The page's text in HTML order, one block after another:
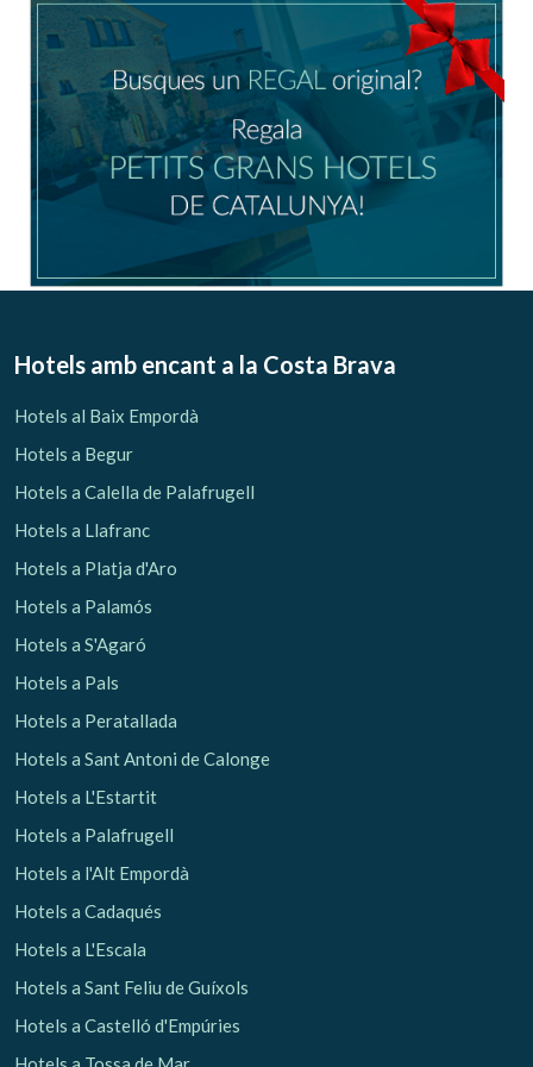
Hotels amb encant a la Costa Brava
Hotels al Baix Empordà
Hotels a Begur
Hotels a Calella de Palafrugell
Hotels a Llafranc
Hotels a Platja d'Aro
Hotels a Palamós
Hotels a S'Agaró
Hotels a Pals
Hotels a Peratallada
Hotels a Sant Antoni de Calonge
Hotels a L'Estartit
Hotels a Palafrugell
Hotels a l'Alt Empordà
Hotels a Cadaqués
Hotels a L'Escala
Hotels a Sant Feliu de Guíxols
Hotels a Castelló d'Empúries